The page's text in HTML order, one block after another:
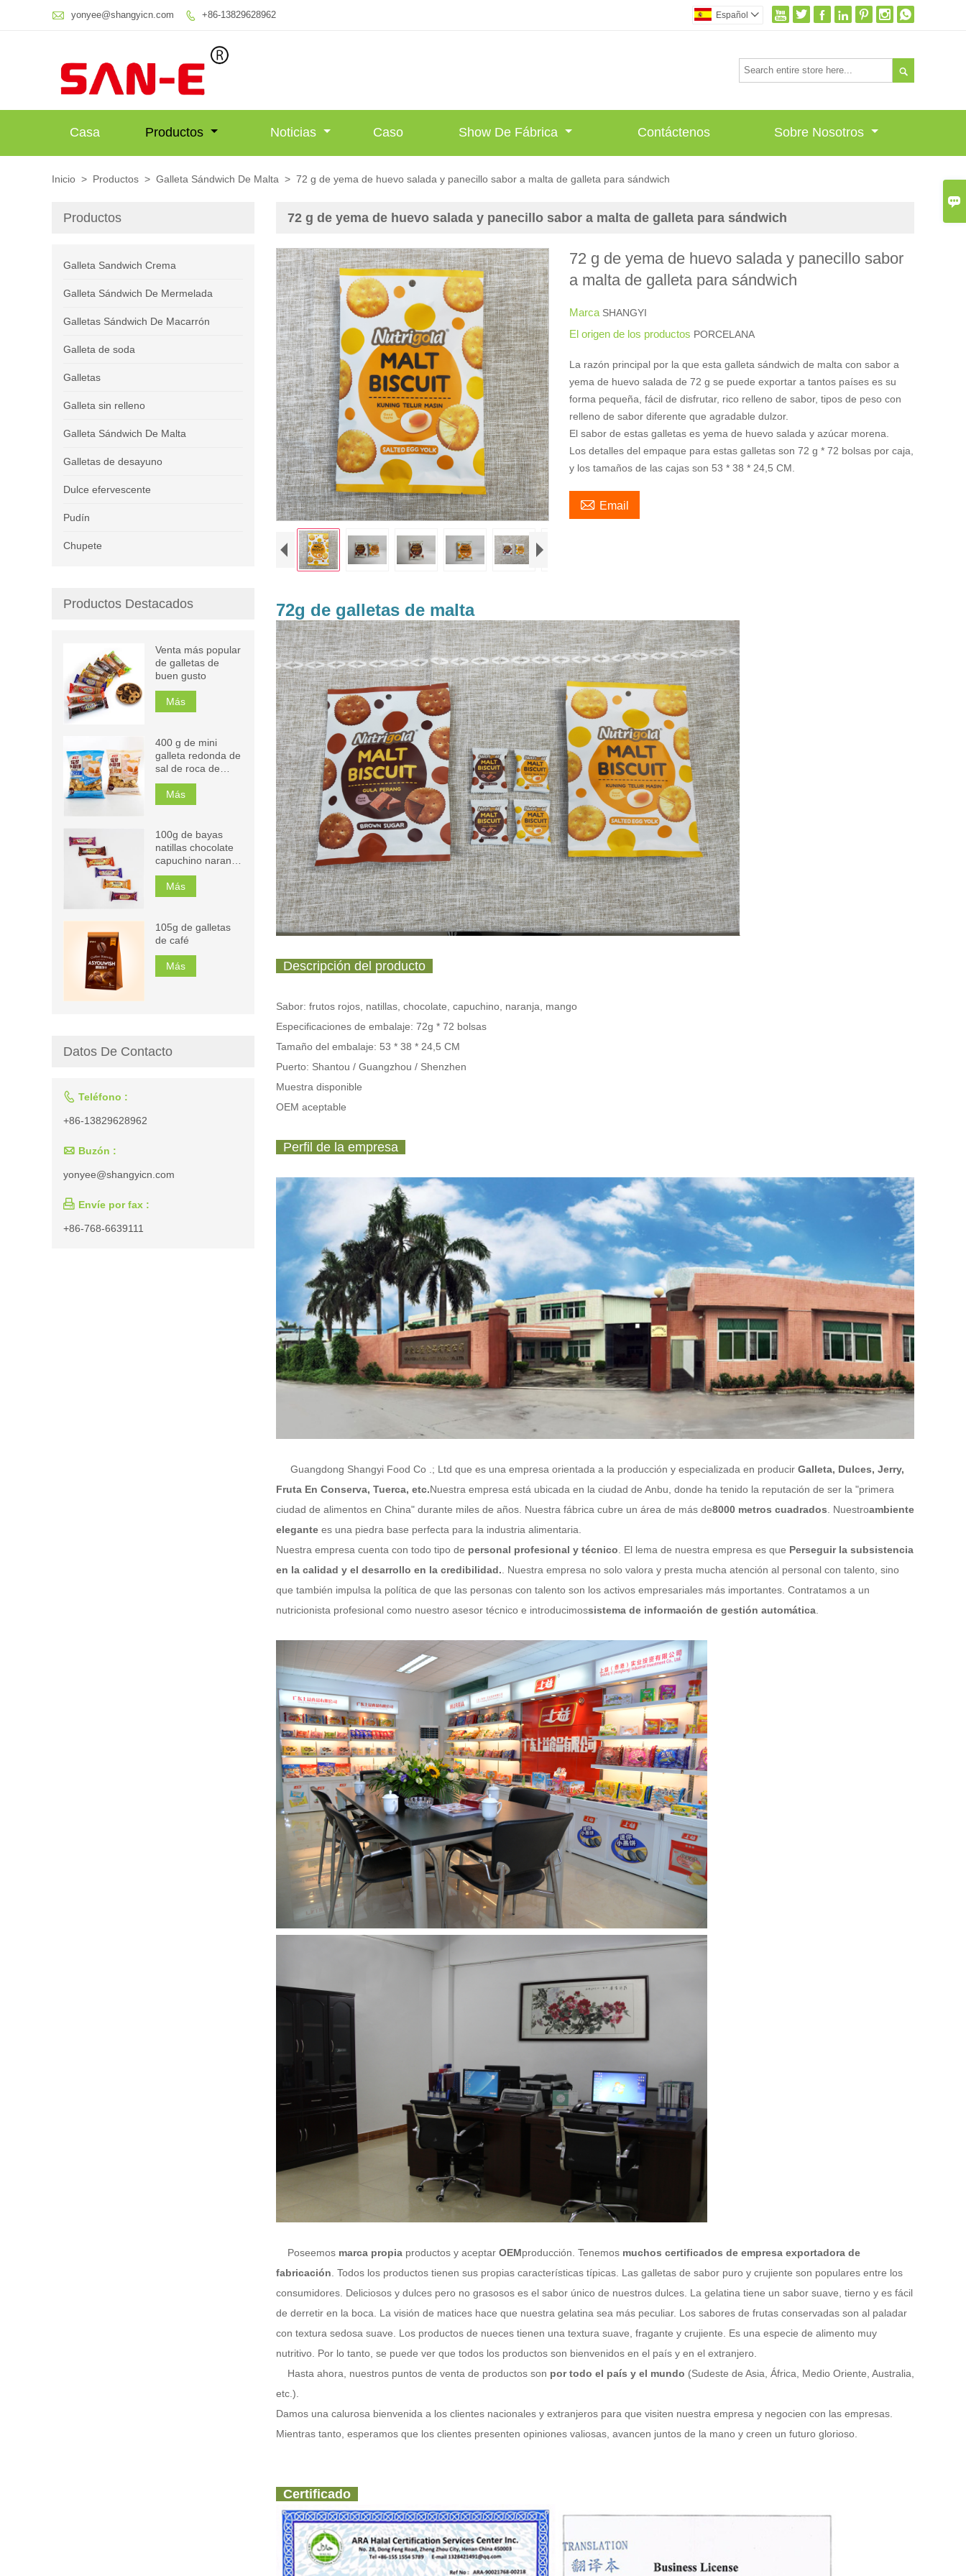

 yonyee@shangyicn.com  +86-13829628962       
Español 

Casa Productos Noticias Caso Show De Fábrica Contáctenos Sobre Nosotros
Inicio > Productos > Galleta Sándwich De Malta > 72 g de yema de huevo salada y panecillo sabor a malta de galleta para sándwich
72 g de yema de huevo salada y panecillo sabor a malta de galleta para sándwich
72 g de yema de huevo salada y panecillo sabor
a malta de galleta para sándwich
Marca SHANGYI
El origen de los productos PORCELANA
La razón principal por la que esta galleta sándwich de malta con sabor a
yema de huevo salada de 72 g se puede exportar a tantos países es su
forma pequeña, fácil de disfrutar, rico relleno de sabor, tipos de peso con
relleno de sabor diferente que agradable dulzor.
El sabor de estas galletas es yema de huevo salada y azúcar morena.
Los detalles del empaque para estas galletas son 72 g * 72 bolsas por caja,
y los tamaños de las cajas son 53 * 38 * 24,5 CM.
 Email
72g de galletas de malta
Descripción del producto
Sabor: frutos rojos, natillas, chocolate, capuchino, naranja, mango
Especificaciones de embalaje: 72g * 72 bolsas
Tamaño del embalaje: 53 * 38 * 24,5 CM
Puerto: Shantou / Guangzhou / Shenzhen
Muestra disponible
OEM aceptable
Perfil de la empresa
Guangdong Shangyi Food Co .; Ltd que es una empresa orientada a la producción y especializada en producir Galleta, Dulces, Jerry,
Fruta En Conserva, Tuerca, etc.Nuestra empresa está ubicada en la ciudad de Anbu, donde ha tenido la reputación de ser la "primera
ciudad de alimentos en China" durante miles de años. Nuestra fábrica cubre un área de más de8000 metros cuadrados. Nuestroambiente
elegante es una piedra base perfecta para la industria alimentaria.
Nuestra empresa cuenta con todo tipo de personal profesional y técnico. El lema de nuestra empresa es que Perseguir la subsistencia
en la calidad y el desarrollo en la credibilidad.. Nuestra empresa no solo valora y presta mucha atención al personal con talento, sino
que también impulsa la política de que las personas con talento son los activos empresariales más importantes. Contratamos a un
nutricionista profesional como nuestro asesor técnico e introducimossistema de información de gestión automática.
Poseemos marca propia productos y aceptar OEMproducción. Tenemos muchos certificados de empresa exportadora de
fabricación . Todos los productos tienen sus propias características típicas. Las galletas de sabor puro y crujiente son populares entre los
consumidores. Deliciosos y dulces pero no grasosos es el sabor único de nuestros dulces. La gelatina tiene un sabor suave, tierno y es fácil
de derretir en la boca. La visión de matices hace que nuestra gelatina sea más peculiar. Los sabores de frutas conservadas son al paladar
con textura sedosa suave. Los productos de nueces tienen una textura suave, fragante y crujiente. Es una especie de alimento muy
nutritivo. Por lo tanto, se puede ver que todos los productos son bienvenidos en el país y en el extranjero.
Hasta ahora, nuestros puntos de venta de productos son por todo el país y el mundo (Sudeste de Asia, África, Medio Oriente, Australia,
etc.).
Damos una calurosa bienvenida a los clientes nacionales y extranjeros para que visiten nuestra empresa y negocien con las empresas.
Mientras tanto, esperamos que los clientes presenten opiniones valiosas, avancen juntos de la mano y creen un futuro glorioso.
Certificado
Productos
Galleta Sandwich Crema
Galleta Sándwich De Mermelada
Galletas Sándwich De Macarrón
Galleta de soda
Galletas
Galleta sin relleno
Galleta Sándwich De Malta
Galletas de desayuno
Dulce efervescente
Pudín
Chupete
Productos Destacados
Venta más popular
de galletas de
buen gusto
Más
400 g de mini
galleta redonda de
sal de roca de
leche
Más
100g de bayas
natillas chocolate
capuchino naranja
mango sándwich
galletas
Más
105g de galletas
de café
Más
Datos De Contacto
 Teléfono :
+86-13829628962
 Buzón :
yonyee@shangyicn.com
 Envíe por fax :
+86-768-6639111